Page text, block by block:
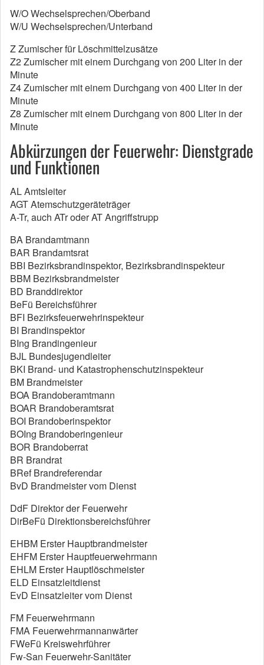
W/O Wechselsprechen/Oberband
W/U Wechselsprechen/Unterband
Z Zumischer für Löschmittelzusätze
Z2 Zumischer mit einem Durchgang von 200 Liter in der
Minute
Z4 Zumischer mit einem Durchgang von 400 Liter in der
Minute
Z8 Zumischer mit einem Durchgang von 800 Liter in der
Minute
Abkürzungen der Feuerwehr: Dienstgrade
und Funktionen
AL Amtsleiter
AGT Atemschutzgeräteträger
A-Tr, auch ATr oder AT Angriffstrupp
BA Brandamtmann
BAR Brandamtsrat
BBI Bezirksbrandinspektor, Bezirksbrandinspekteur
BBM Bezirksbrandmeister
BD Branddirektor
BeFü Bereichsführer
BFI Bezirksfeuerwehrinspekteur
BI Brandinspektor
BIng Brandingenieur
BJL Bundesjugendleiter
BKI Brand- und Katastrophenschutzinspekteur
BM Brandmeister
BOA Brandoberamtmann
BOAR Brandoberamtsrat
BOI Brandoberinspektor
BOIng Brandoberingenieur
BOR Brandoberrat
BR Brandrat
BRef Brandreferendar
BvD Brandmeister vom Dienst
DdF Direktor der Feuerwehr
DirBeFü Direktionsbereichsführer
EHBM Erster Hauptbrandmeister
EHFM Erster Hauptfeuerwehrmann
EHLM Erster Hauptlöschmeister
ELD Einsatzleitdienst
EvD Einsatzleiter vom Dienst
FM Feuerwehrmann
FMA Feuerwehrmannanwärter
FWeFü Kreiswehrführer
Fw-San Feuerwehr-Sanitäter